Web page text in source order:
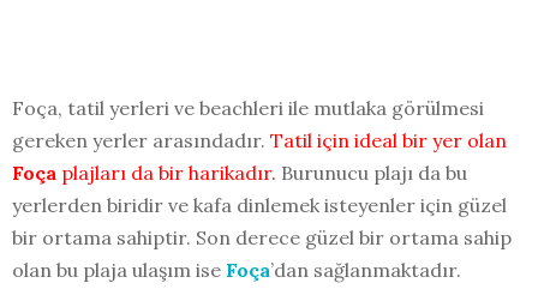
Foça, tatil yerleri ve beachleri ile mutlaka görülmesi
gereken yerler arasındadır. Tatil için ideal bir yer olan
Foça plajları da bir harikadır. Burunucu plajı da bu
yerlerden biridir ve kafa dinlemek isteyenler için güzel
bir ortama sahiptir. Son derece güzel bir ortama sahip
olan bu plaja ulaşım ise Foça’dan sağlanmaktadır.